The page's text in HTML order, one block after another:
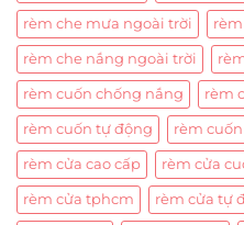
rèm che mưa ngoài trời
rèm che nắng ngoài trời
rèm cuốn chống nắng rèm
rèm cuốn tự động rèm
rèm cửa cao cấp rèm cửa
rèm cửa tphcm rèm cửa tự